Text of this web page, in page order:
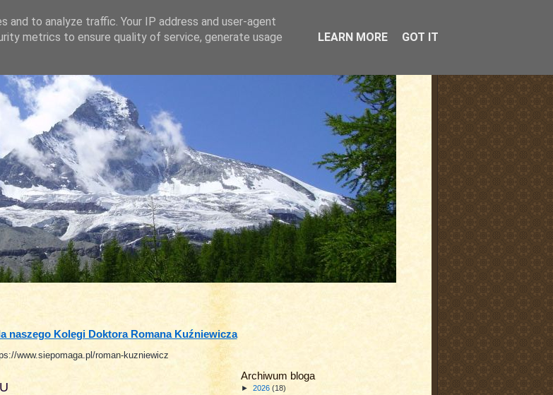
naszego Kolegi Doktora Romana Kuźniewicza
www.siepomaga.pl/roman-kuzniewicz
Archiwum bloga
► 2026 (18)
to analyze traffic. Your IP address and user-agent
metrics to ensure quality of service, generate usage
LEARN MORE GOT IT